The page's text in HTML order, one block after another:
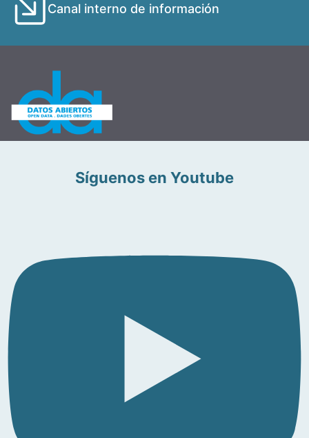
Canal interno de información
Síguenos en Youtube